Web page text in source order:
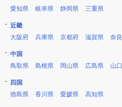
愛知県
岐阜県 静岡県 三重県
近畿
大阪府
兵庫県 京都府 滋賀県 奈
中国
鳥取県
島根県 岡山県 広島県 山
四国
徳島県
香川県 愛媛県 高知県